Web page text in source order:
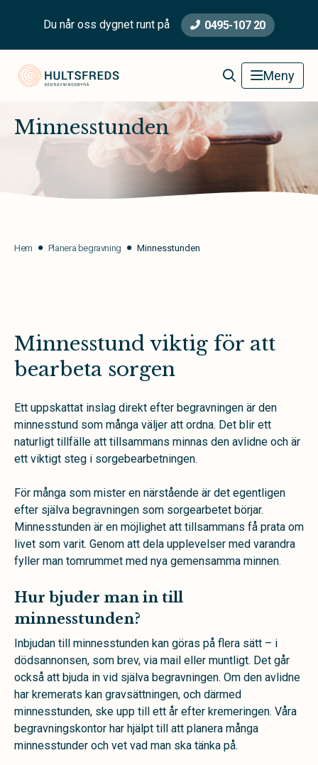
Du når oss dygnet runt på 0495-107 20
Hultsfred Begravningsbyrå Meny
Minnesstunden
Hem Planera begravning Minnesstunden
Minnesstund viktig för att
bearbeta sorgen
Ett uppskattat inslag direkt efter begravningen är den
minnesstund som många väljer att ordna. Det blir ett
naturligt tillfälle att tillsammans minnas den avlidne och är
ett viktigt steg i sorgebearbetningen.
För många som mister en närstående är det egentligen
efter själva begravningen som sorgearbetet börjar.
Minnesstunden är en möjlighet att tillsammans få prata om
livet som varit. Genom att dela upplevelser med varandra
fyller man tomrummet med nya gemensamma minnen.
Hur bjuder man in till
minnesstunden?
Inbjudan till minnesstunden kan göras på flera sätt – i
dödsannonsen, som brev, via mail eller muntligt. Det går
också att bjuda in vid själva begravningen. Om den avlidne
har kremerats kan gravsättningen, och därmed
minnesstunden, ske upp till ett år efter kremeringen. Våra
begravningskontor har hjälpt till att planera många
minnesstunder och vet vad man ska tänka på.